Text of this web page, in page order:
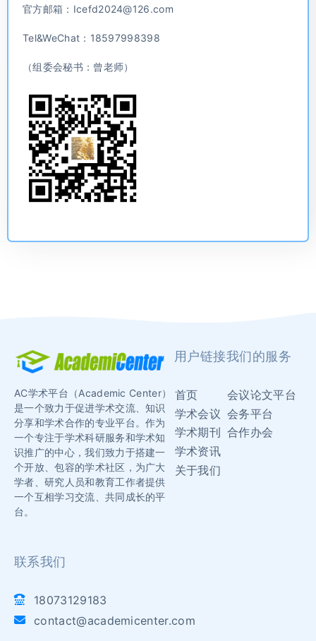
官方邮箱：Icefd2024@126.com
Tel&WeChat：18597998398
（组委会秘书：曾老师）
AC学术平台（Academic Center）
是一个致力于促进学术交流、知识
分享和学术合作的专业平台。作为
一个专注于学术科研服务和学术知
识推广的中心，我们致力于搭建一
个开放、包容的学术社区，为广大
学者、研究人员和教育工作者提供
一个互相学习交流、共同成长的平
台。
用户链接
首页
学术会议
学术期刊
学术资讯
关于我们
我们的服务
会议论文平台
会务平台
合作办会
联系我们
18073129183
contact@academicenter.com